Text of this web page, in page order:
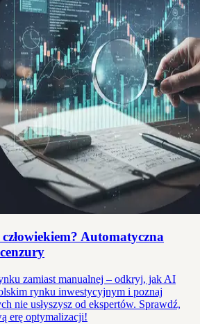
Automatyczna
zamiast manualnej – odkryj, jak AI
rynku inwestycyjnym i poznaj
nie usłyszysz od ekspertów. Sprawdź,
erę optymalizacji!